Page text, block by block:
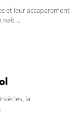
et leur accaparement
naît ...
la